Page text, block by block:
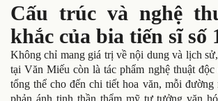
Cấu trúc và nghệ
khắc của bia tiến sĩ số
Không chỉ mang giá trị về nội dung và lịch
tại Văn Miếu còn là tác phẩm nghệ thuật
tổng thể cho đến chi tiết hoa văn, mỗi đường
phản ánh tinh thần thẩm mỹ tư tưởng văn